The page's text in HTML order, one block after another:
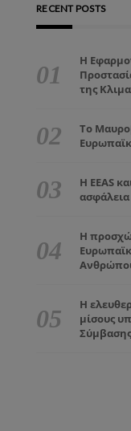
RECENT POSTS
Η
της
Το
Η EEAS
Η
Η
μίσους